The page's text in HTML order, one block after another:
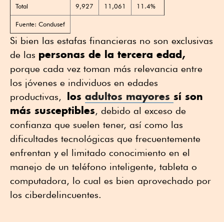
Total 9,927 11,061 11.4%
Fuente: Condusef
Si bien las estafas financieras no son exclusivas
de las personas de la tercera edad,
porque cada vez toman más relevancia entre
los jóvenes e individuos en edades
productivas, los adultos mayores sí son
más susceptibles, debido al exceso de
confianza que suelen tener, así como las
dificultades tecnológicas que frecuentemente
enfrentan y el limitado conocimiento en el
manejo de un teléfono inteligente, tableta o
computadora, lo cual es bien aprovechado por
los ciberdelincuentes.